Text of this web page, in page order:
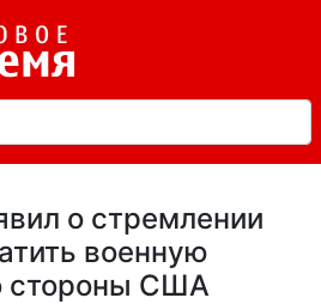
о стремлении
военную
стороны США